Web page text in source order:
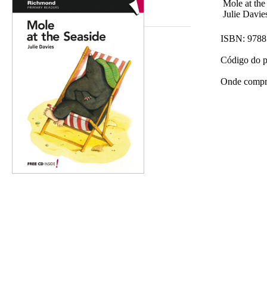
Ampliar imagem
Mole at
Julie
ISBN:
Código do
Onde